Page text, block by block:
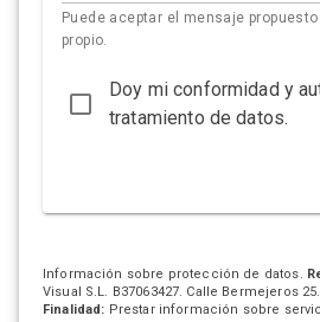
Puede aceptar el mensaje
propio.
Doy mi conformidad y
tratamiento de datos.
Información sobre protección de datos.
Visual S.L. B37063427. Calle Bermejeros
Finalidad: Prestar información sobre